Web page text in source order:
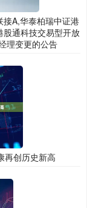
A,华泰柏瑞中证港
通科技交易型开放
理变更的公告
再创历史新高